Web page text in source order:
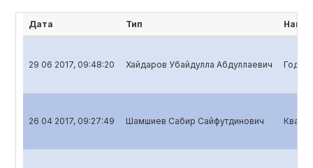
Дата Тип
29 06 2017, 09:48:20 Хайдаров Убайдулла Абдуллаевич
26 04 2017, 09:27:49 Шамшиев Сабир Сайфутдинович